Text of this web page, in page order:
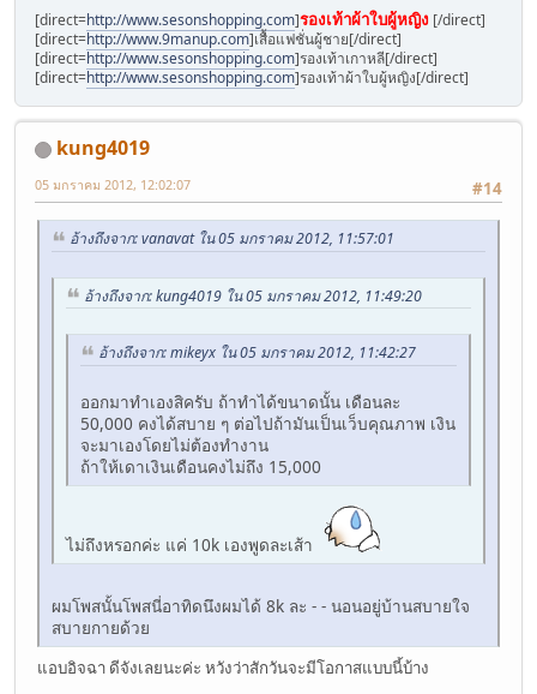
[direct=http://www.sesonshopping.com]รองเท้าผ้าใบผู้หญิง [/direct]
[direct=http://www.9manup.com]เสื้อแฟชั่นผู้ชาย[/direct]
[direct=http://www.sesonshopping.com]รองเท้าเกาหลี[/direct]
[direct=http://www.sesonshopping.com]รองเท้าผ้าใบผู้หญิง[/direct]
kung4019
#14
05 มกราคม 2012, 12:02:07
อ้างถึงจาก: vanavat ใน 05 มกราคม 2012, 11:57:01
อ้างถึงจาก: kung4019 ใน 05 มกราคม 2012, 11:49:20
อ้างถึงจาก: mikeyx ใน 05 มกราคม 2012, 11:42:27
ออกมาทำเองสิครับ ถ้าทำได้ขนาดนั้น เดือนละ
50,000 คงได้สบาย ๆ ต่อไปถ้ามันเป็นเว็บคุณภาพ เงิน
จะมาเองโดยไม่ต้องทำงาน
ถ้าให้เดาเงินเดือนคงไม่ถึง 15,000
ไม่ถึงหรอกค่ะ แค่ 10k เองพูดละเส้า
ผมโพสนั้นโพสนี่อาทิดนึงผมได้ 8k ละ - - นอนอยู่บ้านสบายใจ
สบายกายด้วย
แอบอิจฉา ดีจังเลยนะค่ะ หวังว่าสักวันจะมีโอกาสแบบนี้บ้าง